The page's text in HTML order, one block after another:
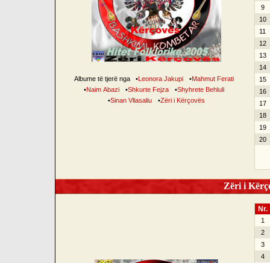
Albume të tjerë nga •Leonora Jakupi •Mahmut Ferati
•Naim Abazi •Shkurte Fejza •Shyhrete Behluli
•Sinan Vllasaliu •Zëri i Kërçovës
9
10
11
12
13
14
15
16
17
18
19
20
Zëri i
Nr.
1
2
3
4